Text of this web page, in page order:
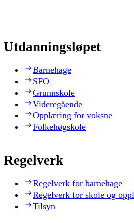
Utdanningsløpet
Barnehage
SFO
Grunnskole
Videregående
Opplæring for voksne
Folkehøgskole
Regelverk
Regelverk for barnehage
Regelverk for skole og
Tilsyn